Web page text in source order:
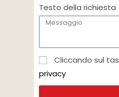
Testo della richiesta
Cliccando sul
privacy